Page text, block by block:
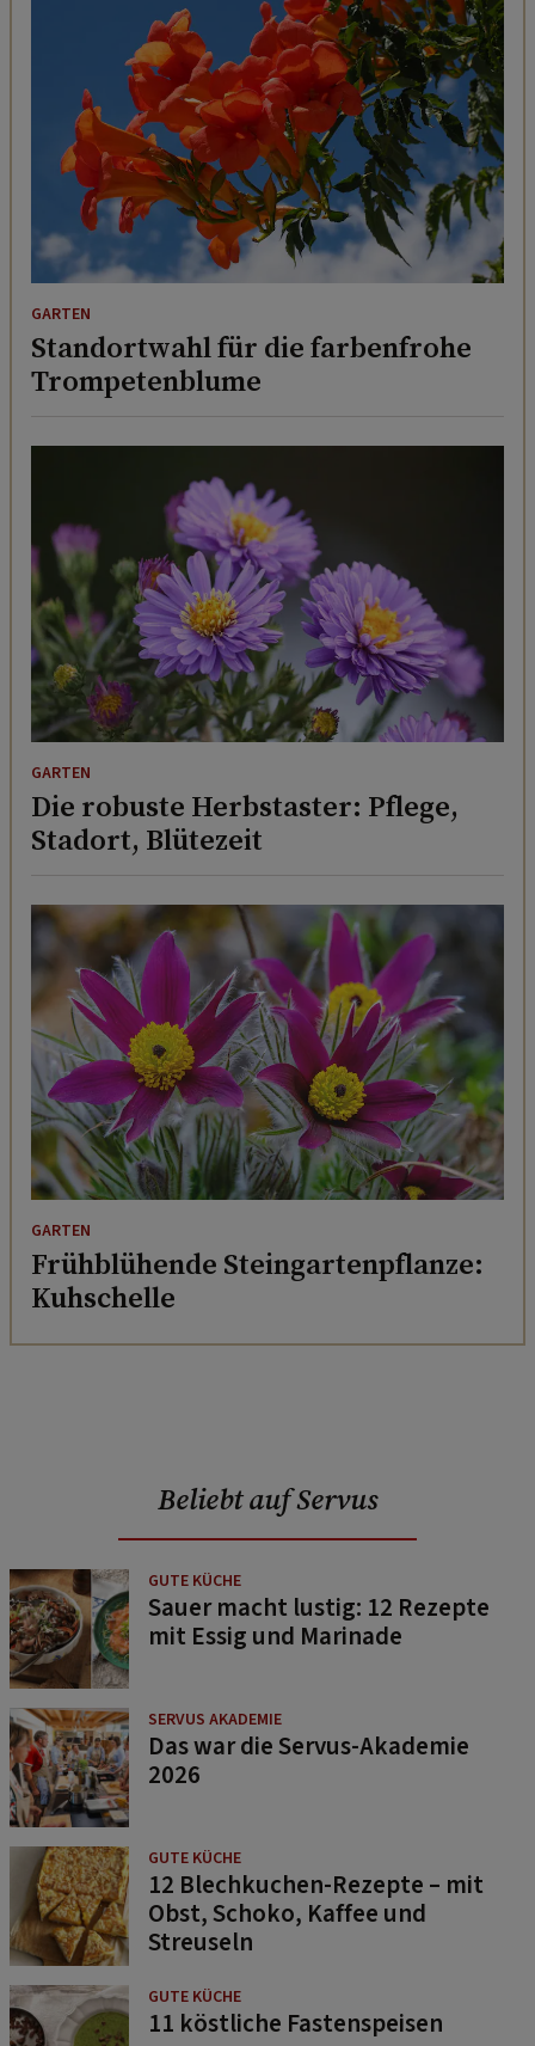
GARTEN
Standortwahl für die farbenfrohe
Trompetenblume
GARTEN
Die robuste Herbstaster: Pflege,
Stadort, Blütezeit
GARTEN
Frühblühende Steingartenpflanze:
Kuhschelle
Beliebt auf Servus
GUTE KÜCHE
Sauer macht lustig: 12 Rezepte
mit Essig und Marinade
SERVUS AKADEMIE
Das war die Servus-Akademie
2026
GUTE KÜCHE
12 Blechkuchen-Rezepte – mit
Obst, Schoko, Kaffee und
Streuseln
GUTE KÜCHE
11 köstliche Fastenspeisen